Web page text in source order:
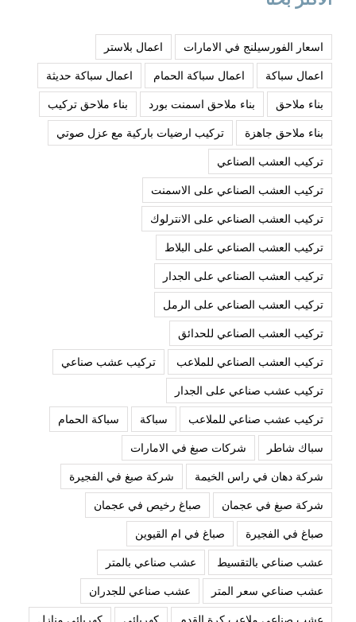
اسعار الفورسيلنج في الامارات
اعمال بلاستر
اعمال سباكة
اعمال سباكة الحمام
اعمال سباكة حديثة
بناء ملاحق
بناء ملاحق اسمنت بورد
بناء ملاحق تركيب
بناء ملاحق جاهزة
تركيب ارضيات باركية مع عزل صوتي
تركيب العشب الصناعي
تركيب العشب الصناعي على الاسمنت
تركيب العشب الصناعي على الانترلوك
تركيب العشب الصناعي على البلاط
تركيب العشب الصناعي على الجدار
تركيب العشب الصناعي على الرمل
تركيب العشب الصناعي للحدائق
تركيب العشب الصناعي للملاعب
تركيب عشب صناعي
تركيب عشب صناعي على الجدار
تركيب عشب صناعي للملاعب
سباكة
سباكة الحمام
سباك شاطر
شركات صبغ في الامارات
شركة دهان في راس الخيمة
شركة صبغ في الفجيرة
شركة صبغ في عجمان
صباغ رخيص في عجمان
صباغ في الفجيرة
صباغ في ام القيوين
عشب صناعي بالتقسيط
عشب صناعي بالمتر
عشب صناعي سعر المتر
عشب صناعي للجدران